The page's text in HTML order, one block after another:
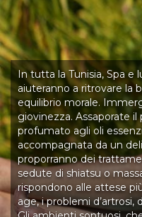
In tutta la Tunisia, Spa e
aiuteranno a ritrovare la
equilibrio morale.
giovinezza. Assaporate
profumato agli oli
accompagnata da un
proporranno dei
sedute di shiatsu o
rispondono alle attese
age, i problemi d’artrosi,